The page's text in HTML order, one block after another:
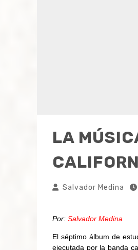
LA
Salvador Medina
Por: Salvador Medina
El séptimo álbum de
ejecutada por la banda